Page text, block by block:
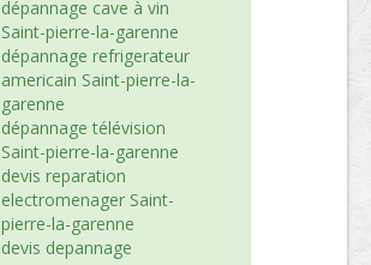
dépannage cave à vin
Saint-pierre-la-garenne
dépannage refrigerateur
americain Saint-pierre-la-
garenne
dépannage télévision
Saint-pierre-la-garenne
devis reparation
electromenager Saint-
pierre-la-garenne
devis depannage